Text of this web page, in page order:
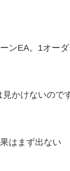
ンEA。1オー
かけないので
はまず出な